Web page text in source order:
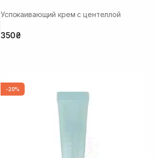
Успокаивающий крем с центеллой
350₴
-20%